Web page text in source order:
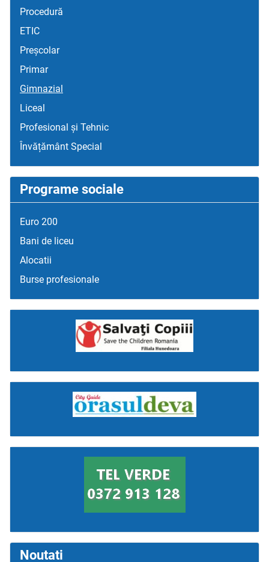
Procedură
ETIC
Preșcolar
Primar
Gimnazial
Liceal
Profesional și Tehnic
Învățământ Special
Programe sociale
Euro 200
Bani de liceu
Alocatii
Burse profesionale
Noutati